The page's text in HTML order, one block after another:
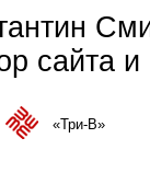
сайта
is external)«Три-В»